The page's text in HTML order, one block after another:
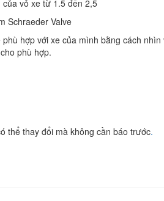
vỏ xe từ 1.5 đến 2,5
Schraeder Valve
hợp với xe của mình bằng cách nhìn
phù hợp.
thể thay đổi mà không cần báo trước.